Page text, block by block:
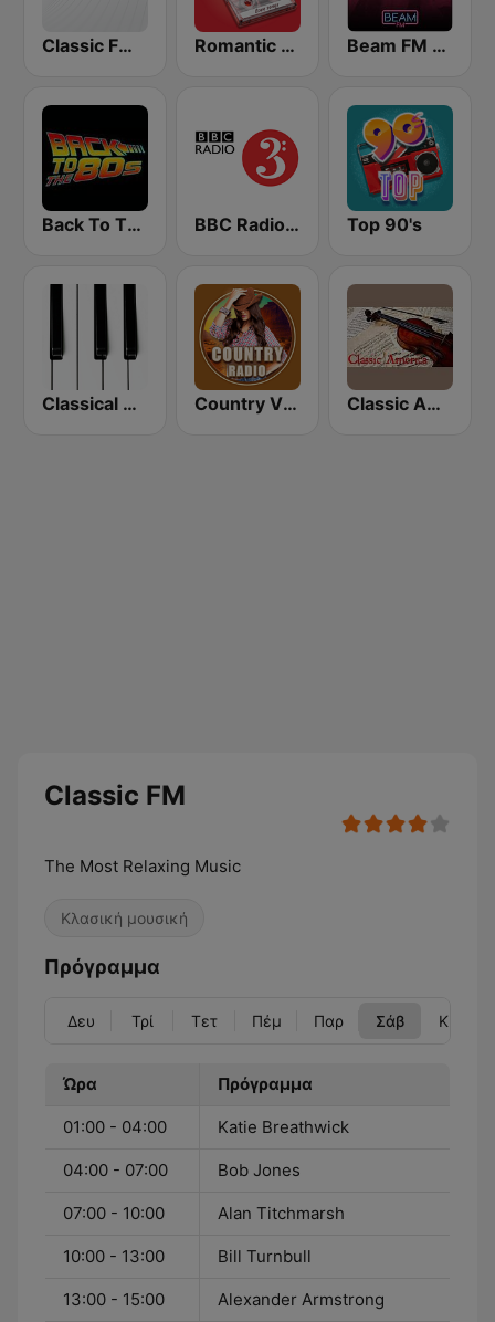
Classic FM Movies Romantic Vibes Beam FM - Adult Hits
Back To The 80's Radio BBC Radio 3 Top 90's
Classical Horizon Radio (International) Country Vibes Classic America
Classic FM
The Most Relaxing Music
Κλασική μουσική
Πρόγραμμα
Δευ Τρί Τετ Πέμ Παρ Σάβ Κυρ
Ώρα Πρόγραμμα
01:00 - 04:00 Katie Breathwick
04:00 - 07:00 Bob Jones
07:00 - 10:00 Alan Titchmarsh
10:00 - 13:00 Bill Turnbull
13:00 - 15:00 Alexander Armstrong